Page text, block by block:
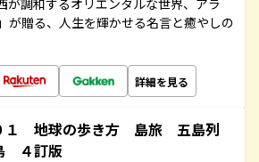
が調和するオリエンタルな世界、アラ
が贈る、人生を輝かせる名言と癒やしの
詳細を見る
１ 地球の歩き方 島旅 五島列
４訂版